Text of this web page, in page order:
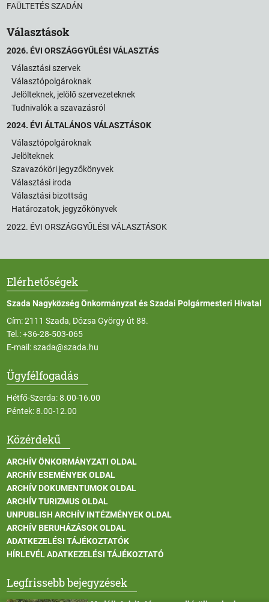
FAÜLTETÉS SZADÁN
Választások
2026. ÉVI ORSZÁGGYŰLÉSI VÁLASZTÁS
Választási szervek
Választópolgároknak
Jelölteknek, jelölő szervezeteknek
Tudnivalók a szavazásról
2024. ÉVI ÁLTALÁNOS VÁLASZTÁSOK
Választópolgároknak
Jelölteknek
Szavazóköri jegyzőkönyvek
Választási iroda
Választási bizottság
Határozatok, jegyzőkönyvek
2022. ÉVI ORSZÁGGYŰLÉSI VÁLASZTÁSOK
Elérhetőségek
Szada Nagyközség Önkormányzat és Szadai Polgármesteri Hivatal
Cím: 2111 Szada, Dózsa György út 88.
Tel.:+36-28-503-065
E-mail:szada@szada.hu
Ügyfélfogadás
Hétfő-Szerda: 8.00-16.00
Péntek: 8.00-12.00
Közérdekű
ARCHÍV ÖNKORMÁNYZATI OLDAL
ARCHÍV ESEMÉNYEK OLDAL
ARCHÍV DOKUMENTUMOK OLDAL
ARCHÍV TURIZMUS OLDAL
UNPUBLISH ARCHÍV INTÉZMÉNYEK OLDAL
ARCHÍV BERUHÁZÁSOK OLDAL
ADATKEZELÉSI TÁJÉKOZTATÓK
HÍRLEVÉL ADATKEZELÉSI TÁJÉKOZTATÓ
Legfrissebb bejegyzések
Vadállatok itatása a rendkívüli melegben